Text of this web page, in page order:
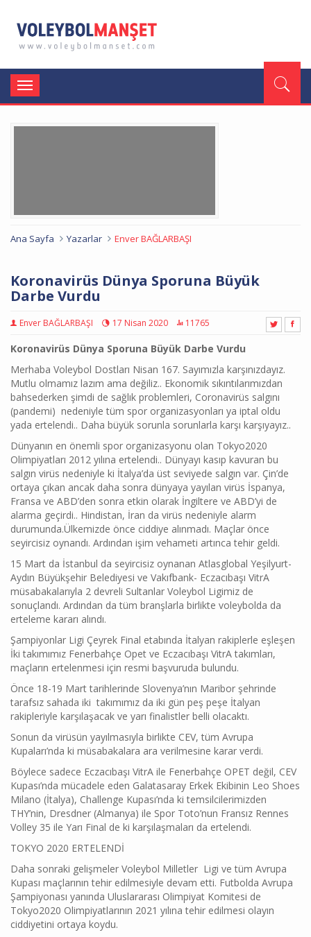
Toggle
navigation
Ana Sayfa Yazarlar Enver BAĞLARBAŞI
Koronavirüs Dünya Sporuna Büyük
Darbe Vurdu
Enver BAĞLARBAŞI 17 Nisan 2020 11765
Koronavirüs Dünya Sporuna Büyük Darbe Vurdu
Merhaba Voleybol Dostları Nisan 167. Sayımızla karşınızdayız.
Mutlu olmamız lazım ama değiliz.. Ekonomik sıkıntılarımızdan
bahsederken şimdi de sağlık problemleri, Coronavirüs salgını
(pandemi) nedeniyle tüm spor organizasyonları ya iptal oldu
yada ertelendi.. Daha büyük sorunla sorunlarla karşı karşıyayız..
Dünyanın en önemli spor organizasyonu olan Tokyo2020
Olimpiyatları 2012 yılına ertelendi.. Dünyayı kasıp kavuran bu
salgın virüs nedeniyle ki İtalya’da üst seviyede salgın var. Çin’de
ortaya çıkan ancak daha sonra dünyaya yayılan virüs İspanya,
Fransa ve ABD’den sonra etkin olarak İngiltere ve ABD’yi de
alarma geçirdi.. Hindistan, İran da virüs nedeniyle alarm
durumunda.Ülkemizde önce ciddiye alınmadı. Maçlar önce
seyircisiz oynandı. Ardından işim vehameti artınca tehir geldi.
15 Mart da İstanbul da seyircisiz oynanan Atlasglobal Yeşilyurt-
Aydın Büyükşehir Belediyesi ve Vakıfbank- Eczacıbaşı VitrA
müsabakalarıyla 2 devreli Sultanlar Voleybol Ligimiz de
sonuçlandı. Ardından da tüm branşlarla birlikte voleybolda da
erteleme kararı alındı.
Şampiyonlar Ligi Çeyrek Final etabında İtalyan rakiplerle eşleşen
İki takımımız Fenerbahçe Opet ve Eczacıbaşı VitrA takımları,
maçların ertelenmesi için resmi başvuruda bulundu.
Önce 18-19 Mart tarihlerinde Slovenya’nın Maribor şehrinde
tarafsız sahada iki takımımız da iki gün peş peşe İtalyan
rakipleriyle karşılaşacak ve yarı finalistler belli olacaktı.
Sonun da virüsün yayılmasıyla birlikte CEV, tüm Avrupa
Kupaları’nda ki müsabakalara ara verilmesine karar verdi.
Böylece sadece Eczacıbaşı VitrA ile Fenerbahçe OPET değil, CEV
Kupası’nda mücadele eden Galatasaray Erkek Ekibinin Leo Shoes
Milano (İtalya), Challenge Kupası’nda ki temsilcilerimizden
THY’nin, Dresdner (Almanya) ile Spor Toto’nun Fransız Rennes
Volley 35 ile Yarı Final de ki karşılaşmaları da ertelendi.
TOKYO 2020 ERTELENDİ
Daha sonraki gelişmeler Voleybol Milletler Ligi ve tüm Avrupa
Kupası maçlarının tehir edilmesiyle devam etti. Futbolda Avrupa
Şampiyonası yanında Uluslararası Olimpiyat Komitesi de
Tokyo2020 Olimpiyatlarının 2021 yılına tehir edilmesi olayın
ciddiyetini ortaya koydu.